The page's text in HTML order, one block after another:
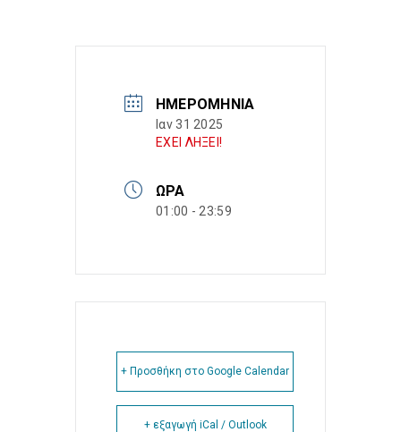
ΗΜΕΡΟΜΗΝΊΑ
Ιαν 31 2025
ΕΧΕΙ ΛΗΞΕΙ!
ΏΡΑ
01:00 - 23:59
+ Προσθήκη στο Google Calendar
+ εξαγωγή iCal / Outlook